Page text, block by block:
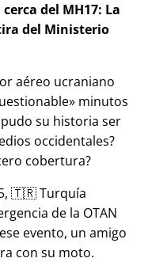
del MH17: La
del Ministerio
aéreo ucraniano
minutos
su historia ser
occidentales?
cobertura?
🇹🇷 Turquía
de la OTAN
evento, un amigo
con su moto.